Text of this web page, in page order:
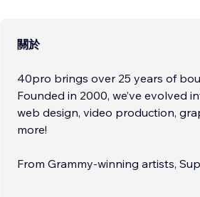
關於
40pro brings over 25 years of
Founded in 2000, we’ve evolved
web design, video production,
more!​
From Grammy-winning artists,